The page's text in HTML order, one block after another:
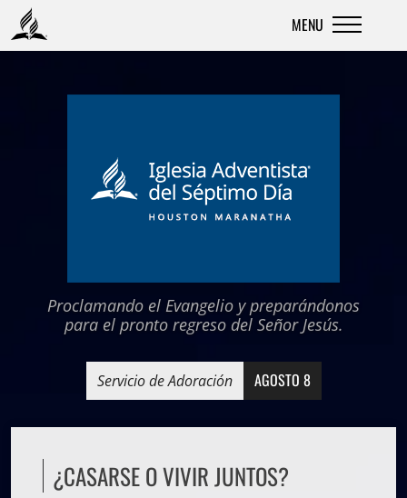
Proclamando el Evangelio y preparándonos
para el pronto regreso del Señor Jesús.
Servicio de Adoración AGOSTO 8
MENU
¿CASARSE O VIVIR JUNTOS?